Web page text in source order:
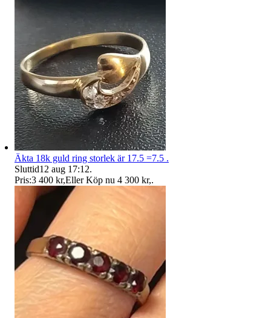
Äkta 18k guld ring storlek är 17.5 =7.5 .
Sluttid12 aug 17:12.
Pris:3 400 kr,Eller Köp nu 4 300 kr,.